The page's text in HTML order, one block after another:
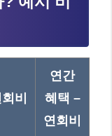
비
연간
혜택 –
연회비